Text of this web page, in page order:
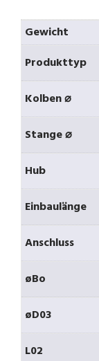
Gewicht
Produkttyp
Kolben ⌀
Stange ⌀
Hub
Einbaulänge
Anschluss
øBo
øD03
L02